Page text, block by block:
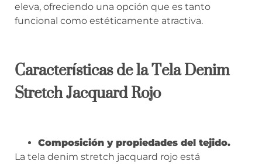
eleva, ofreciendo una opción que es tanto
funcional como estéticamente atractiva.
Características de la Tela Denim
Stretch Jacquard Rojo
Composición y propiedades del tejido.
La tela denim stretch jacquard rojo está